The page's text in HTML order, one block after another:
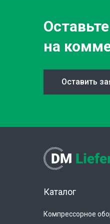
на
Оставить
Каталог
Компрессорное